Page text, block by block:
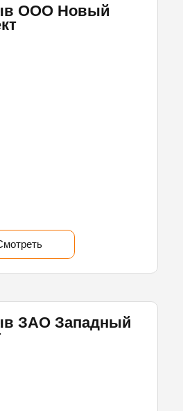
ООО Новый
ЗАО Западный